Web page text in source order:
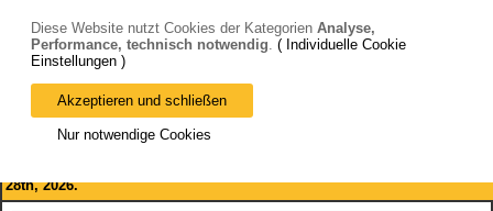
Bitte beachten Sie: wir machen Betriebsferien, vom 03. bis 28.
August 2026 haben wir geschlossen.
28th, 2026.
Diese Website nutzt Cookies der Kategorien Analyse,
Performance, technisch notwendig. ( Individuelle Cookie
Einstellungen )
Akzeptieren und schließen
Nur notwendige Cookies